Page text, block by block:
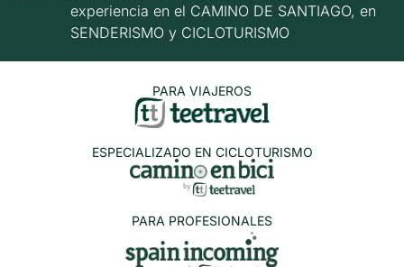
experiencia en el CAMINO DE SANTIAGO, en
SENDERISMO y CICLOTURISMO
PARA VIAJEROS
ESPECIALIZADO EN CICLOTURISMO
PARA PROFESIONALES